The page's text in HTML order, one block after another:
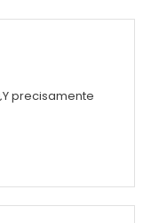
precisamente